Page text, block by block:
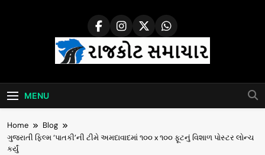
Rajkot Samachar
MENU
Home
Blog
ગુજરાતી ફિલ્મ ‘પાતકી’ની ટીમે અમદાવાદમાં ૧૦૦ x ૧૦૦ ફૂટનું વિશાળ પોસ્ટર લોન્ચ
કર્યું